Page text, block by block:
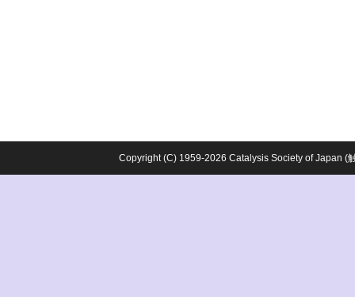
Copyright (C) 1959-2026 Catalysis Society of Japan (